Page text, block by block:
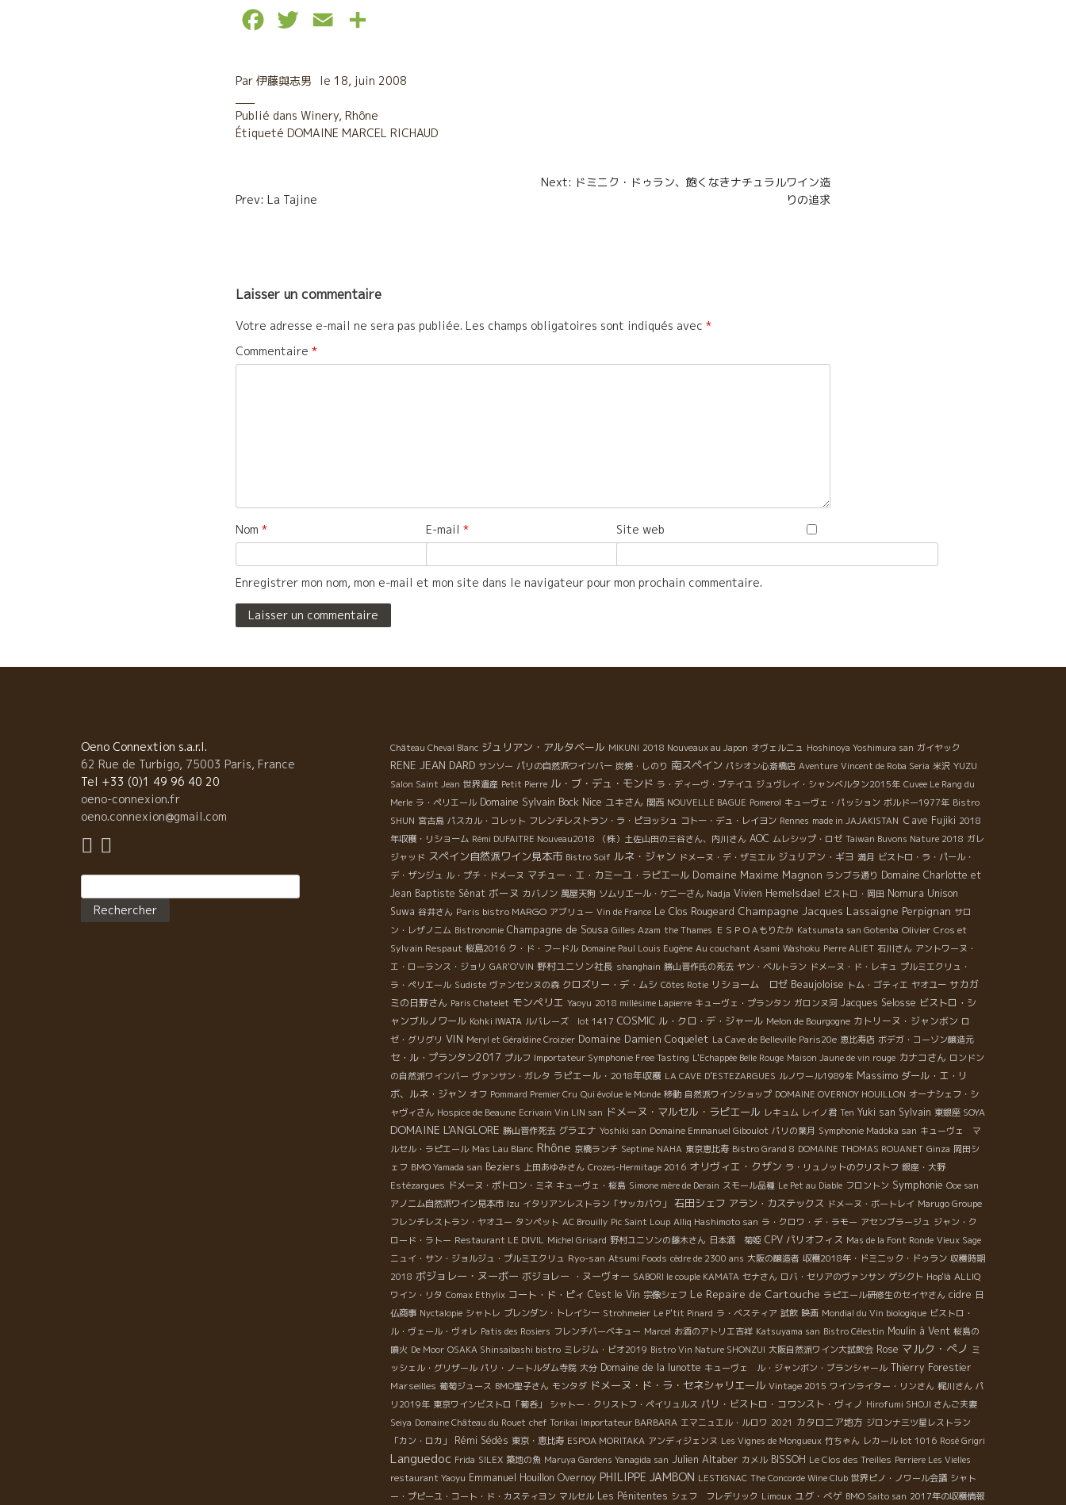
c
b
o
i
t
a
l
r
a
Par 伊藤與志男 le 18, juin 2008
Publié dans Winery, Rhône
Étiqueté DOMAINE MARCEL RICHAUD
de
Prev: La Tajine
Next: ドミニク・ドゥラン、飽くなきナチュラルワイン造
りの追求
Laisser un commentaire
Votre adresse e-mail ne sera pas publiée. Les champs obligatoires sont indiqués avec *
Commentaire *
Nom * E-mail * Site web
Enregistrer mon nom, mon e-mail et mon site dans le navigateur pour mon prochain commentaire.
Oeno Connextion s.a.r.l.
62 Rue de Turbigo, 75003 Paris, France
Tel +33 (0)1 49 96 40 20
oeno-connexion.fr
oeno.connexion@gmail.com
Château Cheval Blanc ジュリアン・アルタベール MIKUNI 2018 Nouveaux au Japon オヴェルニュ Hoshinoya Yoshimura san ガイヤック
RENE JEAN DARD サンソー パリの自然派ワインバー 炭焼・しのり 南スペイン パシオン心斎橋店 Aventure Vincent de Roba Seria 米沢 YUZU
Salon Saint Jean 世界遺産 Petit Pierre ル・ブ・デュ・モンド ラ・ディーヴ・ブテイユ ジュヴレイ・シャンベルタン2015年 Cuvee Le Rang du
Merle ラ・ペリエール Domaine Sylvain Bock Nice ユキさん 関西 NOUVELLE BAGUE Pomerol キューヴェ・パッション ボルドー1977年 Bistro
SHUN 宮古島 パスカル・コレット フレンチレストラン・ラ・ピヨッシュ コトー・デュ・レイヨン Rennes made in JAJAKISTAN Ｃave Fujiki 2018
年収穫・リショーム Rémi DUFAITRE Nouveau2018 （株）土佐山田の三谷さん、内川さん AOC ムレシップ・ロゼ Taiwan Buvons Nature 2018 ガレ
ジャッド スペイン自然派ワイン見本市 Bistro Soif ルネ・ジャン ドメーヌ・デ・ザミエル ジュリアン・ギヨ 満月 ビストロ・ラ・パール・
デ・ザンジュ ル・プチ・ドメーヌ マチュー・エ・カミーユ・ラピエール Domaine Maxime Magnon ランブラ通り Domaine Charlotte et
Jean Baptiste Sénat ボーヌ カバノン 萬屋天狗 ソムリエール・ケニーさん Nadja Vivien Hemelsdael ビストロ・岡田 Nomura Unison
Suwa 谷井さん Paris bistro MARGO アブリュー Vin de France Le Clos Rougeard Champagne Jacques Lassaigne Perpignan サロ
ン・レザノニム Bistronomie Champagne de Sousa Gilles Azam the Thames ＥＳＰＯＡもりたか Katsumata san Gotenba Olivier Cros et
Sylvain Respaut 桜島2016 ク・ド・フードル Domaine Paul Louis Eugène Au couchant Asami Washoku Pierre ALIET 石川さん アントワーヌ・
エ・ローランス・ジョリ GAR'O'VIN 野村ユニソン社長 shanghain 勝山晋作氏の死去 ヤン・ベルトラン ドメーヌ・ド・レキュ プルミエクリュ・
ラ・ペリエール Sudiste ヴァンセンヌの森 クロズリー・デ・ムシ Côtes Rotie リショーム ロゼ Beaujoloise トム・ゴティエ ヤオユー サカガ
ミの日野さん Paris Chatelet モンペリエ Yaoyu 2018 millésime Lapierre キューヴェ・プランタン ガロンヌ河 Jacques Selosse ビストロ・シ
ャンブルノワール Kohki IWATA ルバレーズ lot 1417 COSMIC ル・クロ・デ・ジャール Melon de Bourgogne カトリーヌ・ジャンボン ロ
ゼ・グリグリ VIN Meryl et Géraldine Croizier Domaine Damien Coquelet La Cave de Belleville Paris20e 恵比寿店 ボデガ・コーゾン醸造元
セ・ル・プランタン2017 プルフ Importateur Symphonie Free Tasting L'Echappée Belle Rouge Maison Jaune de vin rouge カナコさん ロンドン
の自然派ワインバー ヴァンサン・ガレタ ラピエール・2018年収穫 LA CAVE D’ESTEZARGUES ルノワール1989年 Massimo ダール・エ・リ
ボ、ルネ・ジャン オフ Pommard Premier Cru Qui évolue le Monde 移動 自然派ワインショップ DOMAINE OVERNOY HOUILLON オーナシェフ・シ
ャヴィさん Hospice de Beaune Ecrivain Vin LIN san ドメーヌ・マルセル・ラピエール レキュム レイノ君 Ten Yuki san Sylvain 東銀座 SOYA
DOMAINE L'ANGLORE 勝山晋作死去 グラエナ Yoshiki san Domaine Emmanuel Giboulot パリの葉月 Symphonie Madoka san キューヴェ マ
ルセル・ラピエール Mas Lau Blanc Rhône 京橋ランチ Septime NAHA 東京恵比寿 Bistro Grand 8 DOMAINE THOMAS ROUANET Ginza 岡田シ
ェフ BMO Yamada san Beziers 上田あゆみさん Crozes-Hermitage 2016 オリヴィエ・クザン ラ・リュノットのクリストフ 銀座・大野
Estézargues ドメーヌ・ポトロン・ミネ キューヴェ・桜島 Simone mère de Derain スモール品種 Le Pet au Diable フロントン Symphonie Ooe san
アノニム自然派ワイン見本市 Izu イタリアンレストラン「サッカパウ」 石田シェフ アラン・カステックス ドメーヌ・ボートレイ Marugo Groupe
フレンチレストラン・ヤオユー タンペット AC Brouilly Pic Saint Loup Alliq Hashimoto san ラ・クロワ・デ・ラモー アセンブラージュ ジャン・ク
ロード・ラトー Restaurant LE DIVIL Michel Grisard 野村ユニソンの藤木さん 日本酒 菊姫 CPV パリオフィス Mas de la Font Ronde Vieux Sage
ニュイ・サン・ジョルジュ・プルミエクリュ Ryo-san Atsumi Foods cèdre de 2300 ans 大阪の醸造者 収穫2018年・ドミニック・ドゥラン 収穫時期
2018 ボジョレー・ヌーボー ボジョレー ・ヌーヴォー SABORI le couple KAMATA セナさん ロバ・セリアのヴァンサン ゲシクト Hop'là ALLIQ
ワイン・リタ Comax Ethylix コート・ド・ピィ C'est le Vin 宗像シェフ Le Repaire de Cartouche ラピエール研修生のセイヤさん cidre 日
仏商事 Nyctalopie シャトレ ブレンダン・トレイシー Strohmeier Le P'tit Pinard ラ・ベスティア 試飲 映画 Mondial du Vin biologique ビストロ・
ル・ヴェール・ヴォレ Patis des Rosiers フレンチバーベキュー Marcel お酒のアトリエ吉祥 Katsuyama san Bistro Célestin Moulin à Vent 桜島の
噴火 De Moor OSAKA Shinsaibashi bistro ミレジム・ビオ2019 Bistro Vin Nature SHONZUI 大阪自然派ワイン大試飲会 Rose マルク・ぺノ ミ
ッシェル・グリザール パリ・ノートルダム寺院 大分 Domaine de la lunotte キューヴェ ル・ジャンボン・ブランシャール Thierry Forestier
Marseilles 葡萄ジュース BMO聖子さん モンタダ ドメーヌ・ド・ラ・セネシャリエール Vintage 2015 ワインライター・リンさん 梶川さん パ
リ2019年 東京ワインビストロ「葡呑」 シャトー・クリストフ・ペイリュルス パリ・ビストロ・コワンスト・ヴィノ Hirofumi SHOJI さんご夫妻
Seiya Domaine Château du Rouet chef Torikai Importateur BARBARA エマニュエル・ルロワ 2021 カタロニア地方 ジロンナ三ツ星レストラン
「カン・ロカ」
Rémi Sédès 東京・恵比寿 ESPOA MORITAKA アンディジェンヌ Les Vignes de Mongueux 竹ちゃん レカール lot 1016 Rosé Grigri
Languedoc Frida SILEX 築地の魚 Maruya Gardens Yanagida san Julien Altaber カメル BISSOH Le Clos des Treilles Perriere Les Vielles
restaurant Yaoyu Emmanuel Houillon Overnoy PHILIPPE JAMBON LESTIGNAC The Concorde Wine Club 世界ピノ・ノワール会議 シャト
ー・プピーユ・コート・ド・カスティヨン マルセル Les Pénitentes シェフ フレデリック Limoux ユグ・べゲ BMO Saito san 2017年の収穫情報